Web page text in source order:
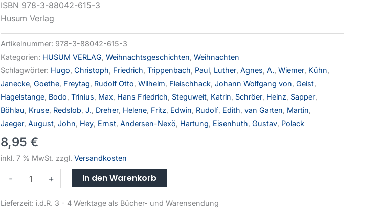
ISBN 978-3-88042-615-3
Husum Verlag
Artikelnummer: 978-3-88042-615-3
Kategorien: HUSUM VERLAG, Weihnachtsgeschichten, Weihnachten
Schlagwörter: Hugo, Christoph, Friedrich, Trippenbach, Paul, Luther, Agnes, A., Wiemer, Kühn,
Janecke, Goethe, Freytag, Rudolf Otto, Wilhelm, Fleischhack, Johann Wolfgang von, Geist,
Hagelstange, Bodo, Trinius, Max, Hans Friedrich, Steguweit, Katrin, Schröer, Heinz, Sapper,
Böhlau, Kruse, Redslob, J., Dreher, Helene, Fritz, Edwin, Rudolf, Edith, van Garten, Martin,
Jaeger, August, John, Hey, Ernst, Andersen-Nexö, Hartung, Eisenhuth, Gustav, Polack
8,95 €
inkl. 7 % MwSt. zzgl. Versandkosten
- + In den Warenkorb
Lieferzeit: i.d.R. 3 - 4 Werktage als Bücher- und Warensendung